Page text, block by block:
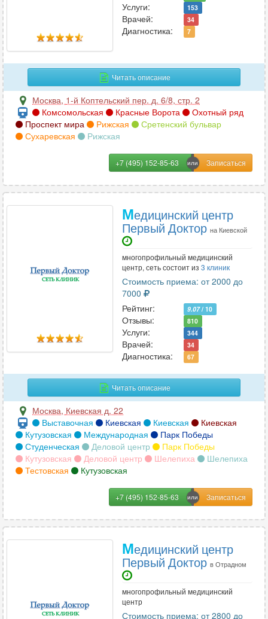
Услуги: 153
Врачей: 34
Диагностика: 7
Читать описание
Москва, 1-й Коптельский пер. д. 6/8, стр. 2
Комсомольская
Красные Ворота
Охотный ряд
Проспект мира
Рижская
Сретенский бульвар
Сухаревская
Рижская
+7 (495) 152-85-63
Медицинский центр
Первый Доктор на Киевской
многопрофильный медицинский
центр, сеть состоит из 3 клиник
Стоимость приема: от 2000 до
7000
Рейтинг:
9.07/ 10
Отзывы: 810
Услуги: 344
Врачей: 34
Диагностика: 67
Читать описание
Москва, Киевская д. 22
Выставочная
Киевская Киевская
Киевская
Кутузовская
Международная
Парк Победы
Студенческая
Деловой центр
Парк Победы
Кутузовская
Деловой центр Шелепиха
Шелепиха
Тестовская
Кутузовская
+7 (495) 152-85-63
Медицинский центр
Первый Доктор в Отрадном
многопрофильный медицинский
центр
Стоимость приема: от 2800 до